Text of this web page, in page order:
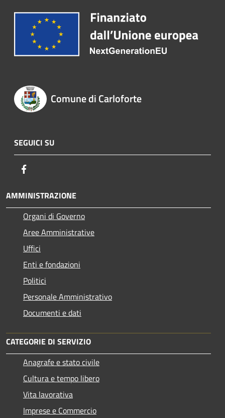
Comune di Carloforte
SEGUICI SU
AMMINISTRAZIONE
Organi di Governo
Aree Amministrative
Uffici
Enti e fondazioni
Politici
Personale Amministrativo
Documenti e dati
CATEGORIE DI SERVIZIO
Anagrafe e stato civile
Cultura e tempo libero
Vita lavorativa
Imprese e Commercio